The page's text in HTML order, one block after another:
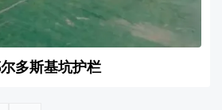
多斯基坑护栏